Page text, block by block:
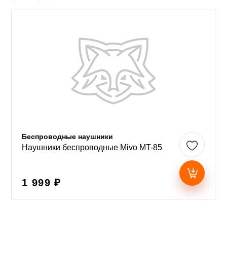
Беспроводные наушники
Наушники беспроводные Mivo MT-85
1 999 ₽